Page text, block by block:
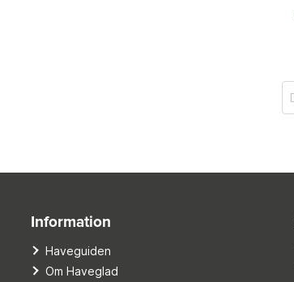
Information
Haveguiden
Om Haveglad